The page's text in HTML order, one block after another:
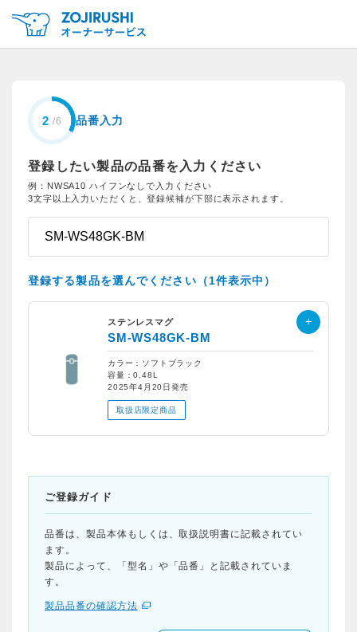
品番入力
登録したい製品の品番を入力ください
例：NWSA10 ハイフンなしで入力ください
3文字以上入力いただくと、登録候補が下部に表示されます。
登録する製品を選んでください（1件表示中）
ステンレスマグ
SM-WS48GK-BM
カラー：ソフトブラック
容量：0.48L
2025年4月20日発売
取扱店限定商品
ご登録ガイド
品番は、製品本体もしくは、取扱説明書に記載されてい
ます。
製品によって、「型名」や「品番」と記載されていま
す。
製品品番の確認方法